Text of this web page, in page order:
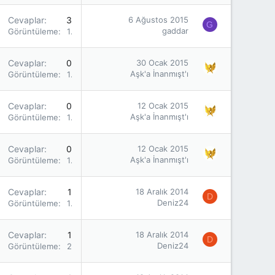
Cevaplar 3
Görüntüleme 1K
6 Ağustos 2015
gaddar
G
Cevaplar 0
Görüntüleme 1K
30 Ocak 2015
Aşk'a İnanmışt'ı
Cevaplar 0
Görüntüleme 1K
12 Ocak 2015
Aşk'a İnanmışt'ı
Cevaplar 0
Görüntüleme 1K
12 Ocak 2015
Aşk'a İnanmışt'ı
Cevaplar 1
Görüntüleme 1K
18 Aralık 2014
Deniz24
D
Cevaplar 1
Görüntüleme
18 Aralık 2014
Deniz24
D